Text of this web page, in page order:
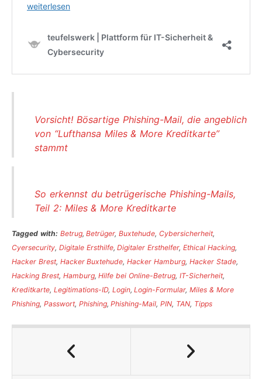
Vorsicht! Bösartige Phishing-Mail, die angeblich
von “Lufthansa Miles & More Kreditkarte”
stammt
So erkennst du betrügerische Phishing-Mails,
Teil 2: Miles & More Kreditkarte
Tagged with: Betrug,Betrüger,Buxtehude, Cybersicherheit,
Cyersecurity, Digitale Ersthilfe,Digitaler Ersthelfer,Ethical Hacking,
Hacker Brest, Hacker Buxtehude,Hacker Hamburg, Hacker Stade,
Hacking Brest, Hamburg,Hilfe bei Online-Betrug, IT-Sicherheit,
Kreditkarte, Legitimations-ID, Login,Login-Formular,Miles & More
Phishing, Passwort, Phishing,Phishing-Mail,PIN, TAN, Tipps